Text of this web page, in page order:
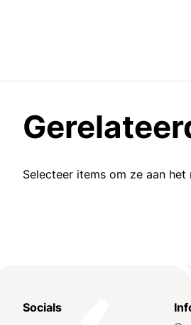
Selecteer items om ze aan
Socials